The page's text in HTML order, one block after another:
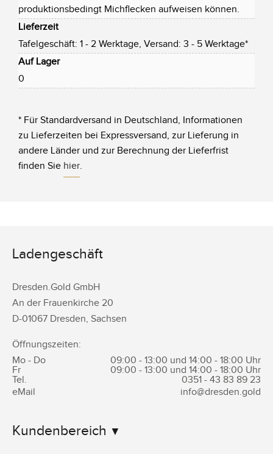
produktionsbedingt Michflecken aufweisen können.
Lieferzeit
Tafelgeschäft: 1 - 2 Werktage, Versand: 3 - 5 Werktage*
Auf Lager
0
* Für Standardversand in Deutschland, Informationen
zu Lieferzeiten bei Expressversand, zur Lieferung in
andere Länder und zur Berechnung der Lieferfrist
finden Sie hier.
Ladengeschäft
Dresden.Gold GmbH
An der Frauenkirche 20
D-01067 Dresden, Sachsen
Öffnungszeiten:
Mo - Do
09:00 - 13:00 und 14:00 - 18:00 Uhr
Fr
09:00 - 13:00 und 14:00 - 18:00 Uhr
Tel.
0351 - 43 83 89 23
eMail
info@dresden.gold
Kundenbereich